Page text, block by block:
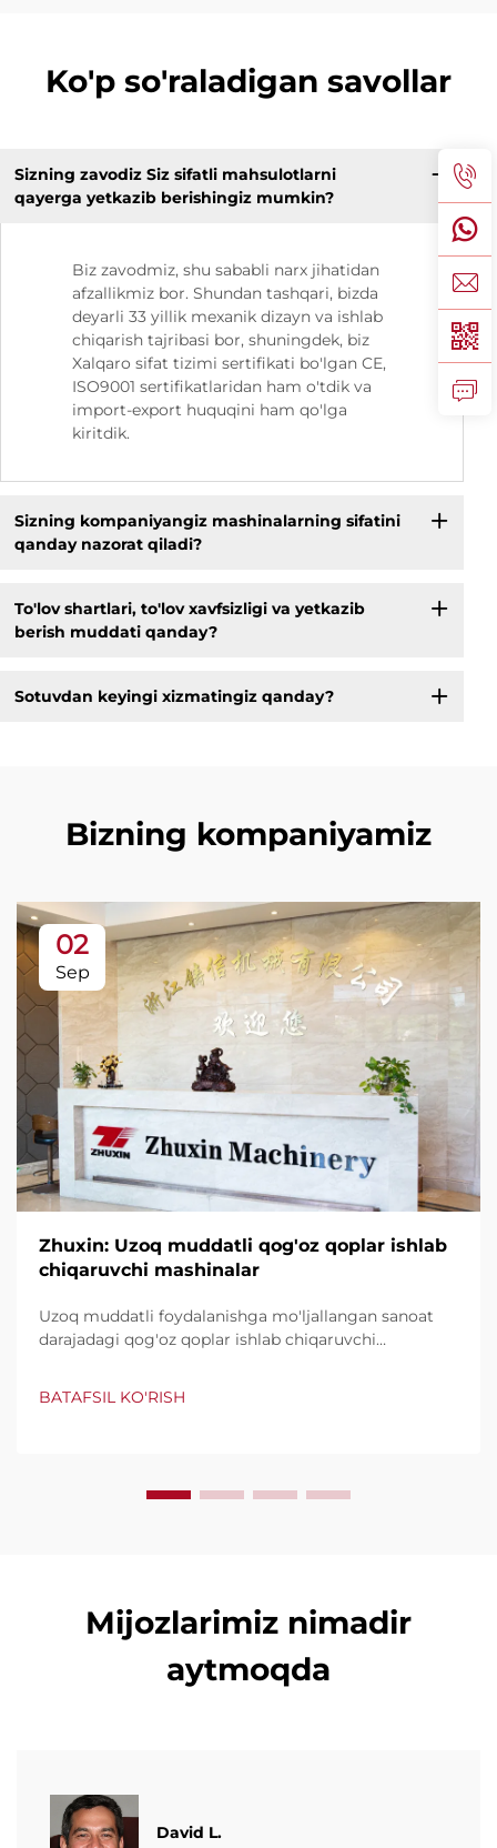
Ko'p so'raladigan savollar
Sizning zavodiz Siz sifatli mahsulotlarni
qayerga yetkazib berishingiz mumkin?
Biz zavodmiz, shu sababli narx jihatidan
afzallikmiz bor. Shundan tashqari, bizda
deyarli 33 yillik mexanik dizayn va ishlab
chiqarish tajribasi bor, shuningdek, biz
Xalqaro sifat tizimi sertifikati bo'lgan CE,
ISO9001 sertifikatlaridan ham o'tdik va
import-export huquqini ham qo'lga
kiritdik.
Sizning kompaniyangiz mashinalarning sifatini
qanday nazorat qiladi?
To'lov shartlari, to'lov xavfsizligi va yetkazib
berish muddati qanday?
Sotuvdan keyingi xizmatingiz qanday?
Bizning kompaniyamiz
02
Sep
Zhuxin: Uzoq muddatli qog'oz qoplar ishlab
chiqaruvchi mashinalar
Uzoq muddatli foydalanishga mo'ljallangan sanoat
darajadagi qog'oz qoplar ishlab chiqaruvchi
ishonchli, foydalanish qulayligi va minimal to'xtashlar
BATAFSIL KO'RISH
Mijozlarimiz nimadir
aytmoqda
David L.